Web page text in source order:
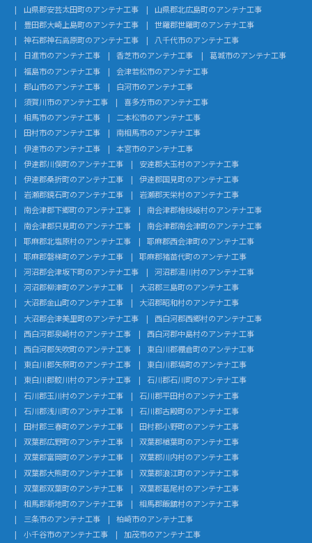
山県郡安芸太田町のアンテナ工事
山県郡北広島町のアンテナ工事
豊田郡大崎上島町のアンテナ工事
世羅郡世羅町のアンテナ工事
神石郡神石高原町のアンテナ工事
八千代市のアンテナ工事
日進市のアンテナ工事
香芝市のアンテナ工事
葛城市のアンテナ工事
福島市のアンテナ工事
会津若松市のアンテナ工事
郡山市のアンテナ工事
白河市のアンテナ工事
須賀川市のアンテナ工事
喜多方市のアンテナ工事
相馬市のアンテナ工事
二本松市のアンテナ工事
田村市のアンテナ工事
南相馬市のアンテナ工事
伊達市のアンテナ工事
本宮市のアンテナ工事
伊達郡川俣町のアンテナ工事
安達郡大玉村のアンテナ工事
伊達郡桑折町のアンテナ工事
伊達郡国見町のアンテナ工事
岩瀬郡鏡石町のアンテナ工事
岩瀬郡天栄村のアンテナ工事
南会津郡下郷町のアンテナ工事
南会津郡檜枝岐村のアンテナ工事
南会津郡只見町のアンテナ工事
南会津郡南会津町のアンテナ工事
耶麻郡北塩原村のアンテナ工事
耶麻郡西会津町のアンテナ工事
耶麻郡磐梯町のアンテナ工事
耶麻郡猪苗代町のアンテナ工事
河沼郡会津坂下町のアンテナ工事
河沼郡湯川村のアンテナ工事
河沼郡柳津町のアンテナ工事
大沼郡三島町のアンテナ工事
大沼郡金山町のアンテナ工事
大沼郡昭和村のアンテナ工事
大沼郡会津美里町のアンテナ工事
西白河郡西郷村のアンテナ工事
西白河郡泉崎村のアンテナ工事
西白河郡中島村のアンテナ工事
西白河郡矢吹町のアンテナ工事
東白川郡棚倉町のアンテナ工事
東白川郡矢祭町のアンテナ工事
東白川郡塙町のアンテナ工事
東白川郡鮫川村のアンテナ工事
石川郡石川町のアンテナ工事
石川郡玉川村のアンテナ工事
石川郡平田村のアンテナ工事
石川郡浅川町のアンテナ工事
石川郡古殿町のアンテナ工事
田村郡三春町のアンテナ工事
田村郡小野町のアンテナ工事
双葉郡広野町のアンテナ工事
双葉郡楢葉町のアンテナ工事
双葉郡富岡町のアンテナ工事
双葉郡川内村のアンテナ工事
双葉郡大熊町のアンテナ工事
双葉郡浪江町のアンテナ工事
双葉郡双葉町のアンテナ工事
双葉郡葛尾村のアンテナ工事
相馬郡新地町のアンテナ工事
相馬郡飯舘村のアンテナ工事
三条市のアンテナ工事
柏崎市のアンテナ工事
小千谷市のアンテナ工事
加茂市のアンテナ工事